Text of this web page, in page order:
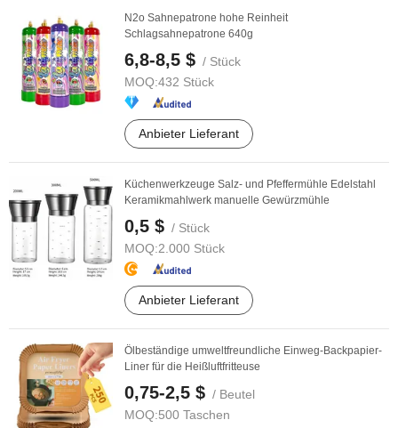
N2o Sahnepatrone hohe Reinheit
Schlagsahnepatrone 640g
6,8-8,5 $ / Stück
MOQ:432 Stück
Anbieter Lieferant
Küchenwerkzeuge Salz- und Pfeffermühle Edelstahl
Keramikmahlwerk manuelle Gewürzmühle
0,5 $ / Stück
MOQ:2.000 Stück
Anbieter Lieferant
Ölbeständige umweltfreundliche Einweg-Backpapier-
Liner für die Heißluftfritteuse
0,75-2,5 $ / Beutel
MOQ:500 Taschen